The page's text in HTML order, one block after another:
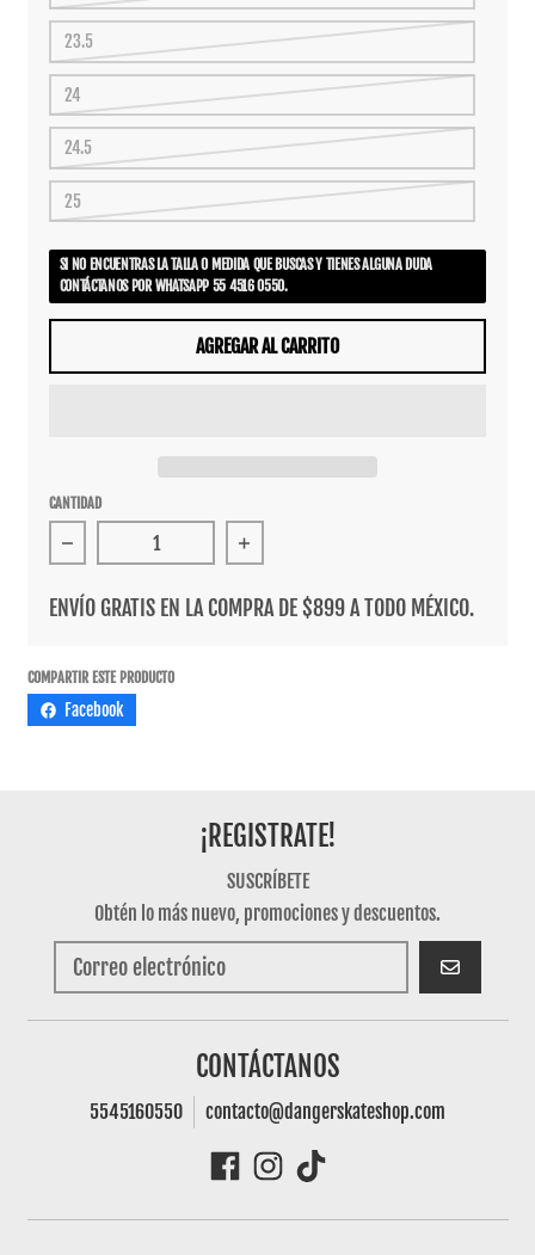
23.5
24
24.5
25
SI NO ENCUENTRAS LA TALLA O MEDIDA QUE BUSCAS Y TIENES ALGUNA DUDA
CONTÁCTANOS POR WHATSAPP 55 4516 0550.
AGREGAR AL CARRITO
CANTIDAD
Reducir cantidad para Tenis Vans SK8-Hi Pig Suede Pink
Aumentar cantidad para Tenis
ENVÍO GRATIS EN LA COMPRA DE $899 A TODO MÉXICO.
COMPARTIR ESTE PRODUCTO
Facebook
¡REGISTRATE!
SUSCRÍBETE
Obtén lo más nuevo, promociones y descuentos.
SUSCRIBIRSE
CONTÁCTANOS
5545160550 contacto@dangerskateshop.com